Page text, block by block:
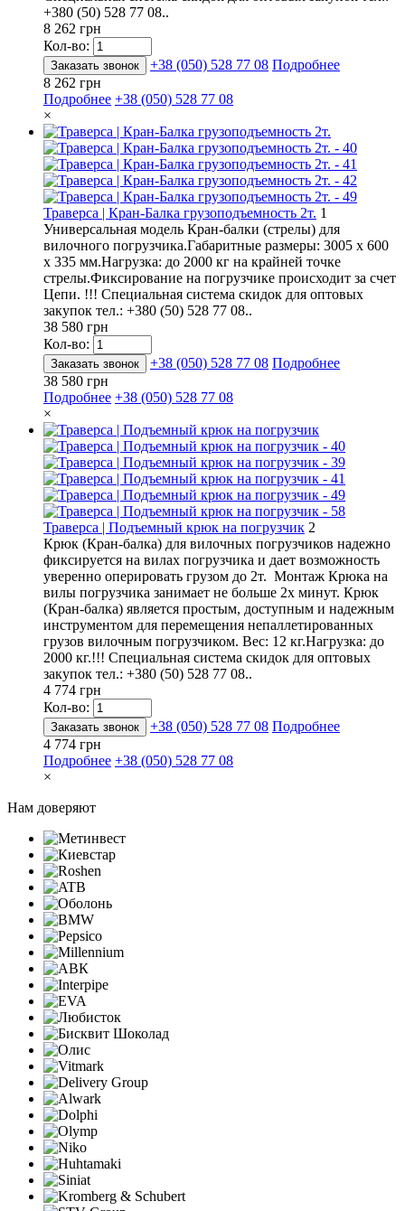
+380 (50) 528 77 08..
8 262 грн
Кол-во:
Заказать звонок +38 (050) 528 77 08 Подробнее
8 262 грн
Подробнее +38 (050) 528 77 08
×
Траверса | Кран-Балка грузоподъемность 2т. 1
Универсальная модель Кран-балки (стрелы) для
вилочного погрузчика.Габаритные размеры: 3005 х 600
х 335 мм.Нагрузка: до 2000 кг на крайней точке
стрелы.Фиксирование на погрузчике происходит за счет
Цепи. !!! Специальная система скидок для оптовых
закупок тел.: +380 (50) 528 77 08..
38 580 грн
Кол-во:
Заказать звонок +38 (050) 528 77 08 Подробнее
38 580 грн
Подробнее +38 (050) 528 77 08
×
Траверса | Подъемный крюк на погрузчик 2
Крюк (Кран-балка) для вилочных погрузчиков надежно
фиксируется на вилах погрузчика и дает возможность
уверенно оперировать грузом до 2т. Монтаж Крюка на
вилы погрузчика занимает не больше 2х минут. Крюк
(Кран-балка) является простым, доступным и надежным
инструментом для перемещения непаллетированных
грузов вилочным погрузчиком. Вес: 12 кг.Нагрузка: до
2000 кг.!!! Специальная система скидок для оптовых
закупок тел.: +380 (50) 528 77 08..
4 774 грн
Кол-во:
Заказать звонок +38 (050) 528 77 08 Подробнее
4 774 грн
Подробнее +38 (050) 528 77 08
×
Нам доверяют